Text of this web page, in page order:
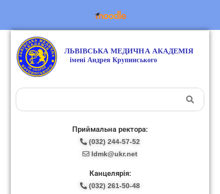
Приймальна ректора:
(032) 244-57-52
ldmk@ukr.net
Канцелярія:
(032) 261-50-48